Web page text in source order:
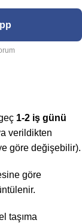
1-2 iş günü
verildikten
göre değişebilir).
göre
taşıma